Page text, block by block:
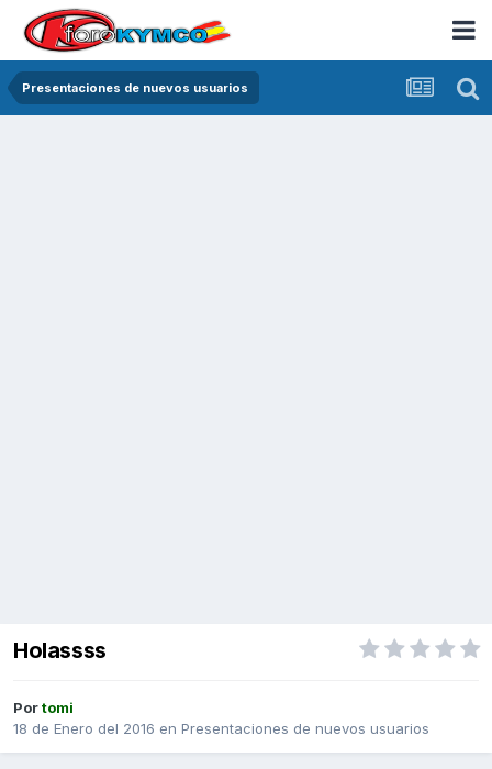
Presentaciones de nuevos usuarios
Holassss
Portomi
18 de Enero del 2016 en Presentaciones de nuevos usuarios